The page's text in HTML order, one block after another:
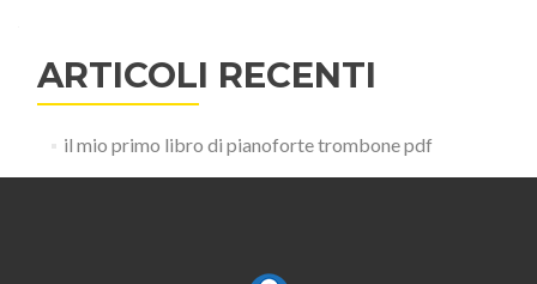
ARTICOLI RECENTI
il mio primo libro di pianoforte trombone pdf